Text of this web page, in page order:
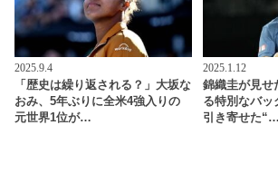
2025.9.4
「歴史は繰り返される？」大坂な
おみ、5年ぶりに全米4強入りの
元世界1位が…
2025.1.12
錦織圭が見せ
る特別なバ
引き寄せた“…